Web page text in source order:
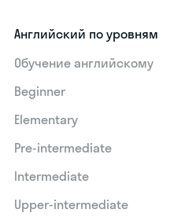
Английский по уровням
Обучение английскому
Beginner
Elementary
Pre-intermediate
Intermediate
Upper-intermediate